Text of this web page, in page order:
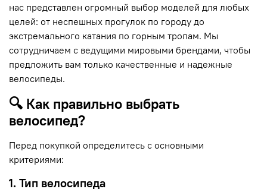
нас представлен огромный выбор моделей для любых
целей: от неспешных прогулок по городу до
экстремального катания по горным тропам. Мы
сотрудничаем с ведущими мировыми брендами, чтобы
предложить вам только качественные и надежные
велосипеды.
🔍 Как правильно выбрать
велосипед?
Перед покупкой определитесь с основными
критериями:
1. Тип велосипеда